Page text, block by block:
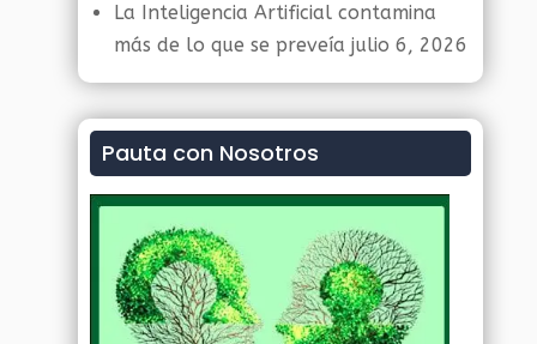
La Inteligencia Artificial contamina
más de lo que se preveía julio 6, 2026
Pauta con Nosotros